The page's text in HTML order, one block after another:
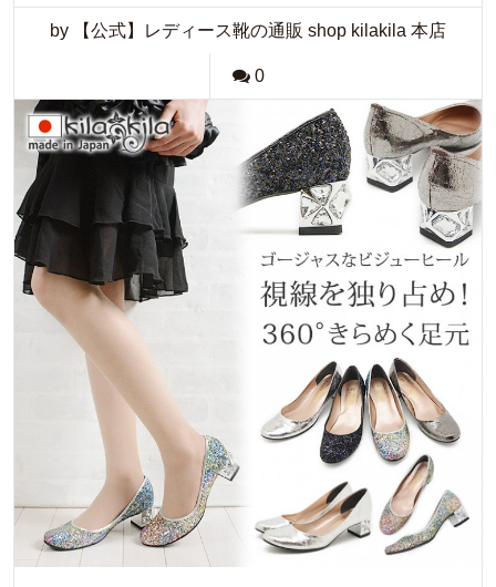
by 【公式】レディース靴の通販 shop kilakila 本店
0